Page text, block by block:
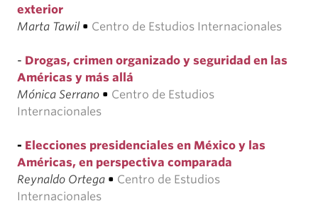
exterior
Marta Tawil • Centro de Estudios Internacionales
- Drogas, crimen organizado y seguridad en las
Américas y más allá
Mónica Serrano • Centro de Estudios
Internacionales
- Elecciones presidenciales en México y las
Américas, en perspectiva comparada
Reynaldo Ortega • Centro de Estudios
Internacionales